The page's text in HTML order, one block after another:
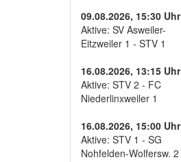
09.08.2026, 15:30 Uhr
Aktive: SV Asweiler-
Eitzweiler 1 - STV 1
16.08.2026, 13:15 Uhr
Aktive: STV 2 - FC
Niederlinxweiler 1
16.08.2026, 15:00 Uhr
Aktive: STV 1 - SG
Nohfelden-Wolfersw. 2